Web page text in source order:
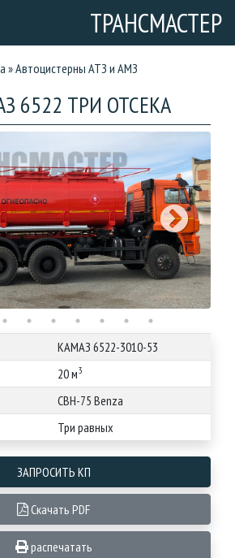
ТРАНСМАСТЕР
»Автоцистерны АТЗ и АМЗ
6522 ТРИ ОТСЕКА
КАМАЗ 6522-3010-53
20 м3
СВН-75 Benza
Три равных
ЗАПРОСИТЬ КП
Скачать PDF
распечатать